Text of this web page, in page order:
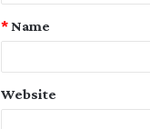
Name
*
Website